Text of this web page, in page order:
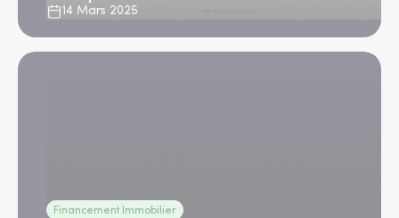
14 Mars 2025
Financement Immobilier